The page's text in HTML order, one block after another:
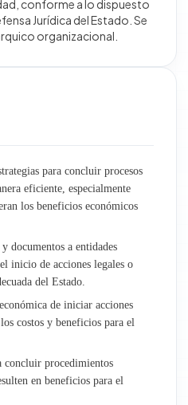
Municipales
Documentaria
Institucional
conforme a lo dispuesto
Jurídica del Estado. Se
organizacional.
para concluir procesos
eficiente, especialmente
los beneficios económicos
documentos a entidades
inicio de acciones legales o
del Estado.
de iniciar acciones
costos y beneficios para el
concluir procedimientos
en beneficios para el